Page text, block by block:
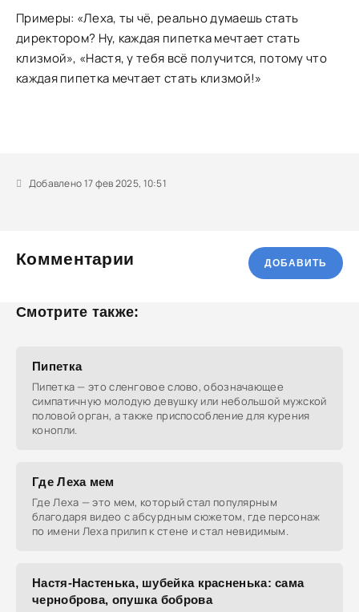
Примеры: «Леха, ты чё, реально думаешь стать
директором? Ну, каждая пипетка мечтает стать
клизмой», «Настя, у тебя всё получится, потому что
каждая пипетка мечтает стать клизмой!»
Добавлено 17 фев 2025, 10:51
Комментарии ДОБАВИТЬ
Смотрите также:
Пипетка
Пипетка — это сленговое слово, обозначающее
симпатичную молодую девушку или небольшой мужской
половой орган, а также приспособление для курения
конопли.
Где Леха мем
Где Леха — это мем, который стал популярным
благодаря видео с абсурдным сюжетом, где персонаж
по имени Леха прилип к стене и стал невидимым.
Настя-Настенька, шубейка красненька: сама
черноброва, опушка боброва